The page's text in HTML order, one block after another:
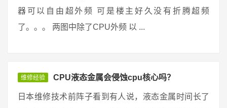
器可以自由超外频 可是楼主好久没有折腾超频
了。。。 两图中除了CPU外频 以 ...
维修经验 CPU液态金属会侵蚀cpu核心吗？
日本维修技术前阵子看到有人说，液态金属时间长了